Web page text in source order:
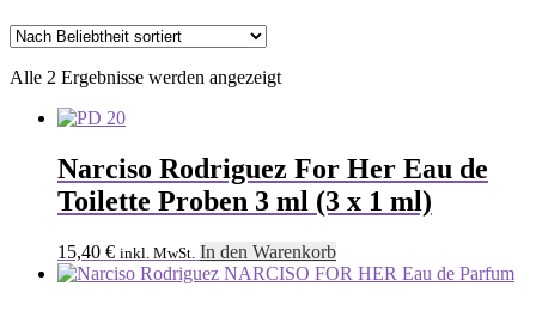
Alle 2 Ergebnisse werden angezeigtNach
Narciso Rodriguez For Her Eau de
Toilette Proben 3 ml (3 x 1 ml)
15,40 € inkl. MwSt. In den Warenkorb